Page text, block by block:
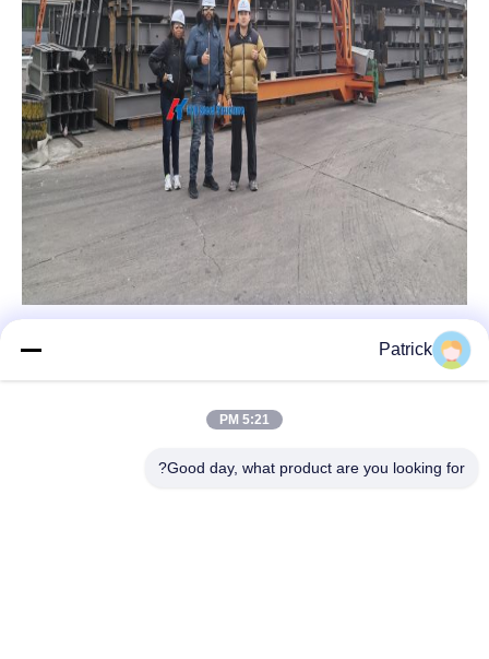
Patrick
5:21 PM
Good day, what product are you looking for?